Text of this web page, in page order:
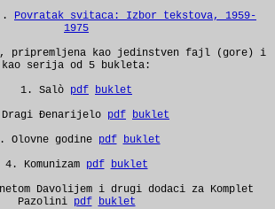
Povratak svitaca: Izbor tekstova, 1959-
1975
pripremljena kao jedinstven fajl (gore) i
kao serija od 5 bukleta:
1. Salò pdf buklet
Đenarijelo pdf buklet
Olovne godine pdf
buklet
4. Komunizam pdf
buklet
Davolijem i drugi dodaci za Komplet
Pazolini pdf
buklet